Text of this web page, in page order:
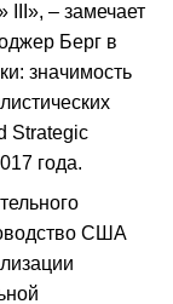
– замечает
Берг в
значимость
Strategic
года.
США